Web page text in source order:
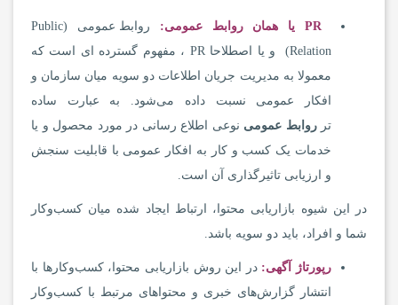
PR یا همان روابط عمومی:
روابط عمومی (Public
Relation) و یا اصطلاحا PR ، مفهوم گسترده ای است که
معمولا به مدیریت جریان اطلاعات دو سویه میان سازمان و
افکار عمومی نسبت داده می‌شود. به عبارت ساده
ترروابط عمومی نوعی اطلاع رسانی در مورد محصول و یا
خدمات یک کسب و کار به افکار عمومی با قابلیت سنجش
و ارزیابی تاثیرگذاری آن است.
در این شیوه بازاریابی محتوا، ارتباط ایجاد شده میان کسب‌وکار
شما و افراد، باید دو سویه باشد.
رپورتاژ آگهی: در این روش بازاریابی محتوا، کسب‌وکارها با
انتشار گزارش‌های خبری و محتواهای مرتبط با کسب‌وکار